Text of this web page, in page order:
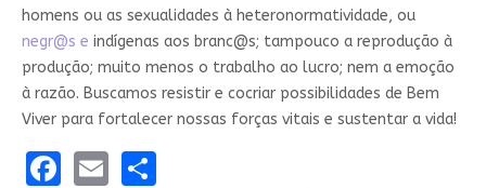
homens ou as sexualidades à heteronormatividade, ou
negr@s e indígenas aos branc@s; tampouco a reprodução à
produção; muito menos o trabalho ao lucro; nem a emoção
à razão. Buscamos resistir e cocriar possibilidades de Bem
Viver para fortalecer nossas forças vitais e sustentar a vida!
Facebook
EmailShare